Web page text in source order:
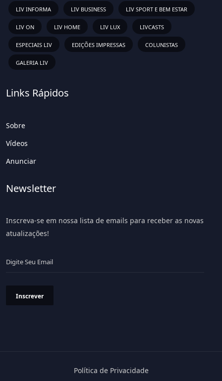
LIV INFORMA LIV BUSINESS LIV SPORT E BEM ESTAR
LIV ON LIV HOME LIV LUX LIVCASTS
ESPECIAIS LIV EDIÇÕES IMPRESSAS COLUNISTAS
GALERIA LIV
Links Rápidos
Sobre
Vídeos
Anunciar
Newsletter
Inscreva-se em nossa lista de emails para receber as novas
atualizações!
Inscrever
Política de Privacidade